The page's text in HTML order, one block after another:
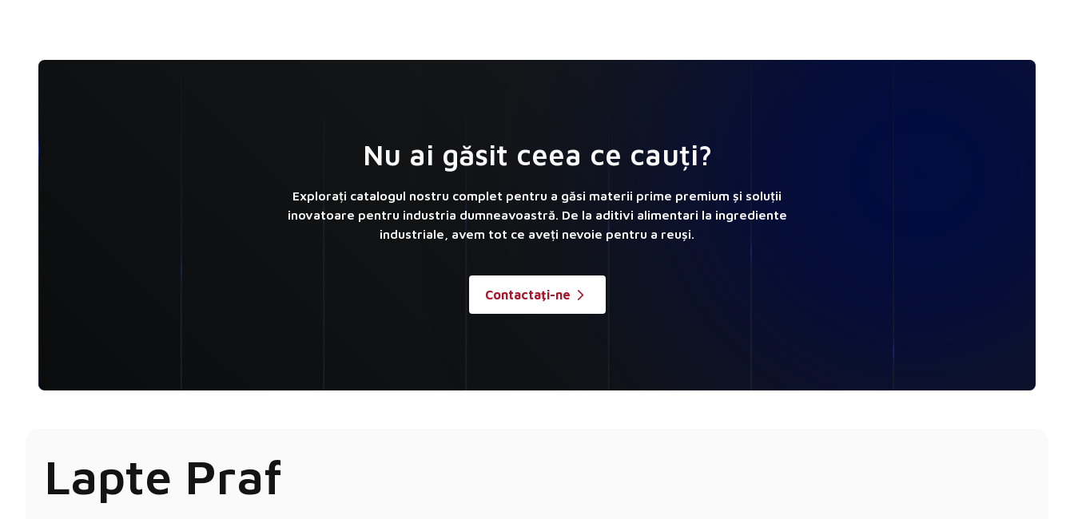
Nu ai găsit ceea ce cauți?
Explorați catalogul nostru complet pentru a găsi materii prime premium și soluții
inovatoare pentru industria dumneavoastră. De la aditivi alimentari la ingrediente
industriale, avem tot ce aveți nevoie pentru a reuși.
Contactaţi-ne
Lapte Praf